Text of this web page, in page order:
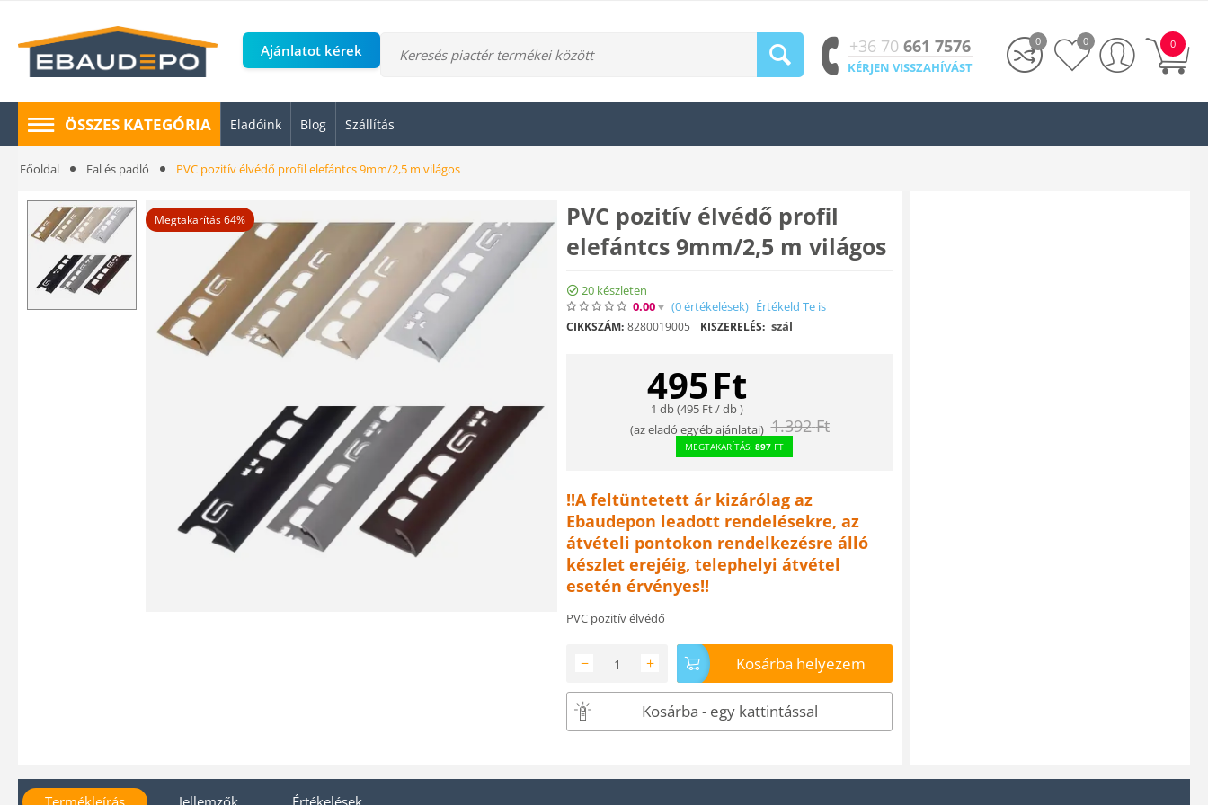
Ajánlatot kérek +36 70661 7576
KÉRJEN VISSZAHÍVÁST
0
0 0
ÖSSZES KATEGÓRIA Eladóink Blog Szállítás
Főoldal Fal és padló PVC pozitív élvédő profil elefántcs 9mm/2,5 m világos
Megtakarítás 64%
PVC pozitív élvédő profil
elefántcs 9mm/2,5 m világos
20 készleten
0.00
(0értékelések) Értékeld Te is
CIKKSZÁM: 8280019005 KISZERELÉS: szál
495Ft
1 db (495Ft/ db )
(az eladó egyéb ajánlatai) 1.392 Ft
MEGTAKARÍTÁS: 897FT
!!A feltüntetett ár kizárólag az
Ebaudepon leadott rendelésekre, az
átvételi pontokon rendelkezésre álló
készlet erejéig, telephelyi átvétel
esetén érvényes!!
PVC pozitív élvédő
+
− Kosárba helyezem
Kosárba - egy kattintással
Termékleírás Jellemzők Értékelések